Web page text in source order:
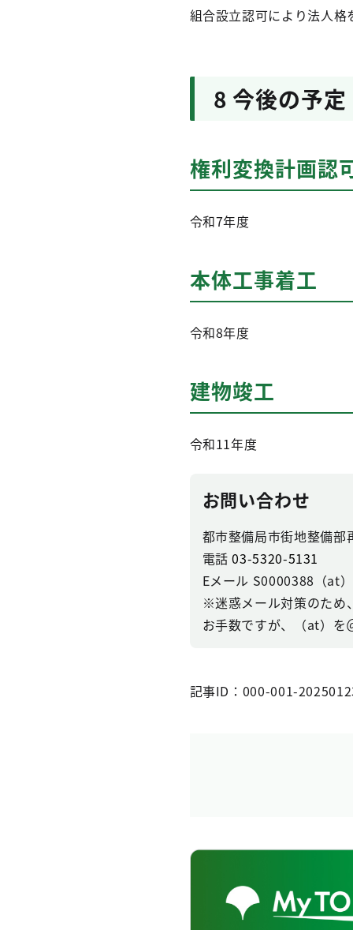
組合設立認可により法人
8 今後の予定
権利変換計画認
令和7年度
本体工事着工
令和8年度
建物竣工
令和11年度
お問い合わせ
都市整備局市街地整備部
電話03-5320-5131
Eメール S0000388（
※迷惑メール対策のため
お手数ですが、（at）を
記事ID：000-001-